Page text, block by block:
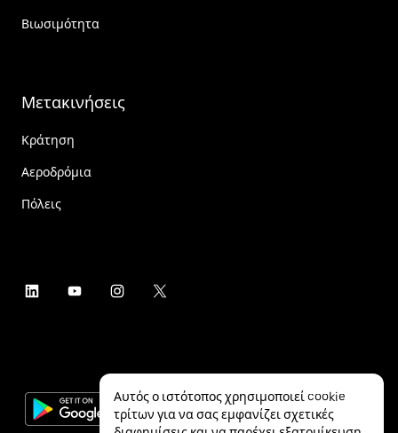
Βιωσιμότητα
Μετακινήσεις
Κράτηση
Αεροδρόμια
Πόλεις
Αυτός ο ιστότοπος χρησιμοποιεί cookie
τρίτων για να σας εμφανίζει σχετικές